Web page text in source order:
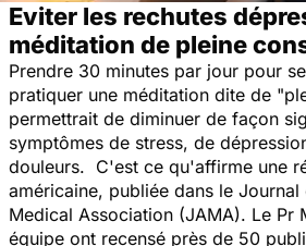
Eviter les rechutes
méditation de pleine
Prendre 30 minutes par jour pour
pratiquer une méditation dite de
permettrait de diminuer de façon
symptômes de stress, de
douleurs. C'est ce qu'affirme une
américaine, publiée dans le Journal
Medical Association (JAMA). Le Pr
équipe ont recensé près de 50